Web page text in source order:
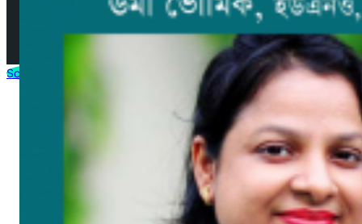
© 2025 by AjkerMathbaria.Com. All Rights Reserved |
Scroll to Top